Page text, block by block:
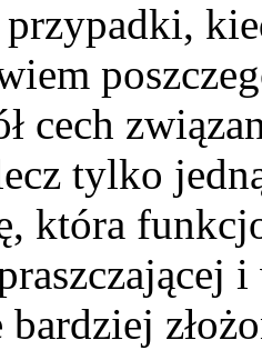
przypadki,
cech
tylko
która